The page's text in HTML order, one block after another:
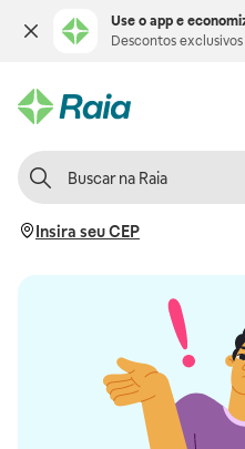
Use o app e
Descontos exclusivos
Insira seu CEP